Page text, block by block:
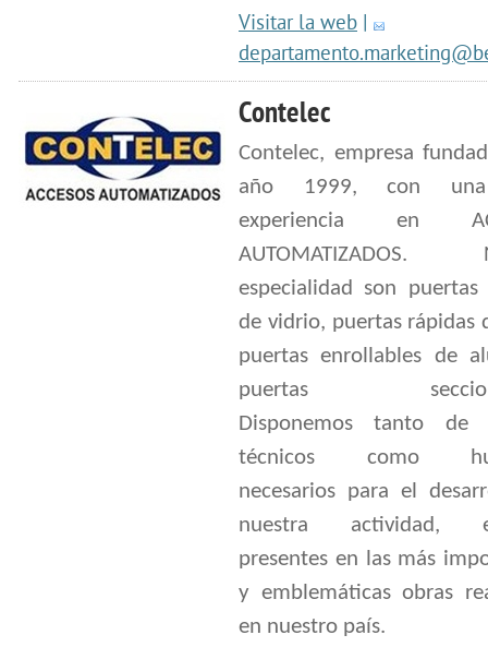
Visitar la web |
Contelec
Contelec, empresa
año 1999, con
experiencia en
AUTOMATIZADOS.
especialidad son puertas
de vidrio, puertas rápidas
puertas enrollables de
puertas
Disponemos tanto de
técnicos como
necesarios para el
nuestra actividad,
presentes en las más
y emblemáticas obras
en nuestro país.